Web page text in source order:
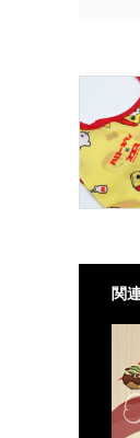
関